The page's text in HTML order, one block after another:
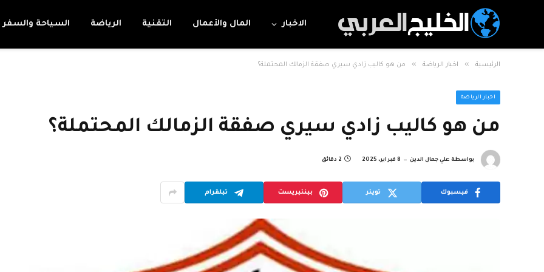
الاخبار المال والأعمال التقنية الرياضة السياحة والسفر
الرئيسية » اخبار الرياضة » من هو كاليب زادي سيري صفقة الزمالك المحتملة؟
اخبار الرياضة
من هو كاليب زادي سيري صفقة الزمالك المحتملة؟
بواسطة علي جمال الدين 8 فبراير، 2025 2 دقائق
فيسبوك تويتر بينتيريست تيلقرام